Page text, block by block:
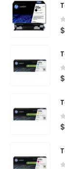
0
$
0
$
0
$